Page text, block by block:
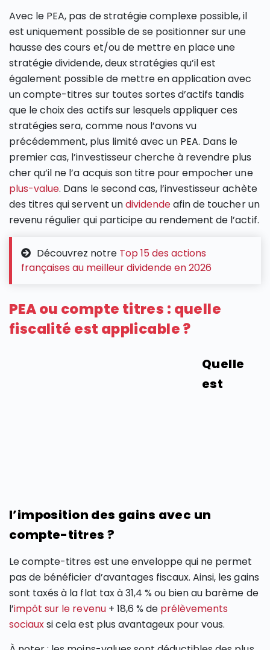
Avec le PEA, pas de stratégie complexe possible, il
est uniquement possible de se positionner sur une
hausse des cours et/ou de mettre en place une
stratégie dividende, deux stratégies qu’il est
également possible de mettre en application avec
un compte-titres sur toutes sortes d’actifs tandis
que le choix des actifs sur lesquels appliquer ces
stratégies sera, comme nous l’avons vu
précédemment, plus limité avec un PEA. Dans le
premier cas, l’investisseur cherche à revendre plus
cher qu’il ne l’a acquis son titre pour empocher une
plus-value. Dans le second cas, l’investisseur achète
des titres qui servent undividendeafin de toucher un
revenu régulier qui participe au rendement de l’actif.
Découvrez notre Top 15 des actions
françaises au meilleur dividende en 2026
PEA ou compte titres : quelle
fiscalité est applicable ?
Quelle
est
l’imposition des gains avec un
compte-titres ?
Le compte-titres est une enveloppe qui ne permet
pas de bénéficier d’avantages fiscaux. Ainsi, les gains
sont taxés à la flat tax à 31,4 % ou bien au barème de
l’impôt sur le revenu+ 18,6 % de prélèvements
sociauxsi cela est plus avantageux pour vous.